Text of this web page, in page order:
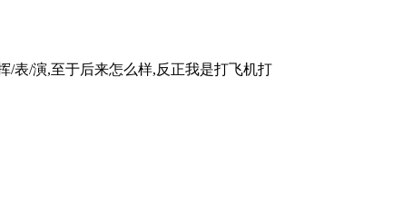
/表/演,至于后来怎么样,反正我是打飞机打